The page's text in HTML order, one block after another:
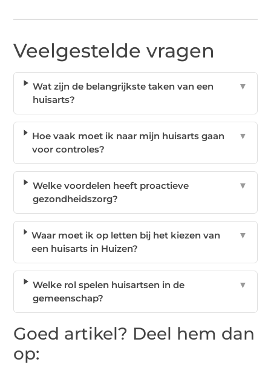
Veelgestelde vragen
Wat zijn de belangrijkste taken van een
huisarts?
▼
Hoe vaak moet ik naar mijn huisarts gaan
voor controles?
▼
Welke voordelen heeft proactieve
gezondheidszorg?
▼
Waar moet ik op letten bij het kiezen van
een huisarts in Huizen?
▼
Welke rol spelen huisartsen in de
gemeenschap?
▼
Goed artikel? Deel hem dan
op: